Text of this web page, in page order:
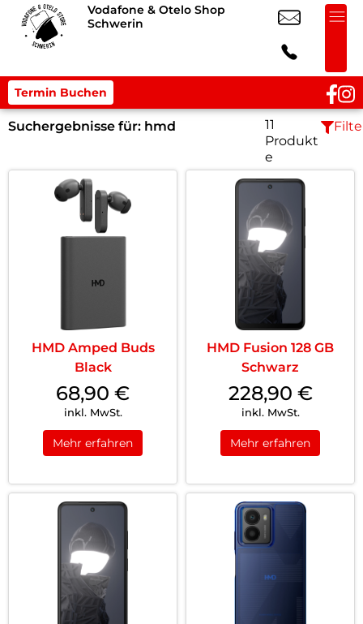
Vodafone & Otelo Shop
Schwerin
Termin Buchen
Suchergebnisse für: hmd
11
Produkt
e
HMD Amped Buds
Black
68,90 €
inkl. MwSt.
Mehr erfahren
HMD Fusion 128 GB
Schwarz
228,90 €
inkl. MwSt.
Mehr erfahren